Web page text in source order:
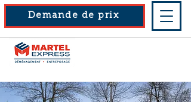
Demande de prix